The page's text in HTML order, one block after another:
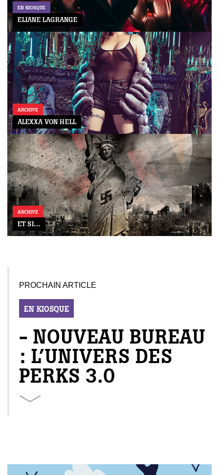
EN KIOSQUE
ELIANE LAGRANGE
ARCHIVE
ALEXXA VON HELL
ARCHIVE
ET SI…
PROCHAIN ARTICLE
EN KIOSQUE
- NOUVEAU BUREAU
: L’UNIVERS DES
PERKS 3.0